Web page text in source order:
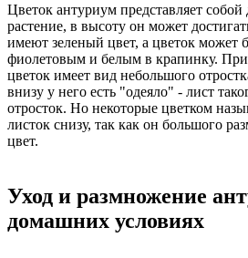
Цветок антуриум представляет
растение, в высоту он может
имеют зеленый цвет, а цветок может
фиолетовым и белым в крапинку.
цветок имеет вид небольшого
внизу у него есть "одеяло" - лист
отросток. Но некоторые цветком
листок снизу, так как он большого
цвет.
Уход и размножение
домашних условиях